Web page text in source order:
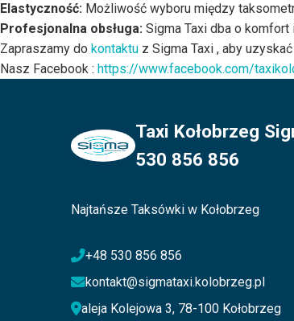
Elastyczność: Możliwość wyboru między
Profesjonalna obsługa: Sigma Taxi dba o
Zapraszamy do kontaktu z Sigma Taxi , aby
Nasz Facebook : https://www.facebook.com/
Taxi Kołobrzeg
530 856 856
Najtańsze Taksówki w Kołobrzeg
+48 530 856 856
kontakt@sigmataxi.kolobrzeg.pl
aleja Kolejowa 3, 78-100 Kołobrzeg